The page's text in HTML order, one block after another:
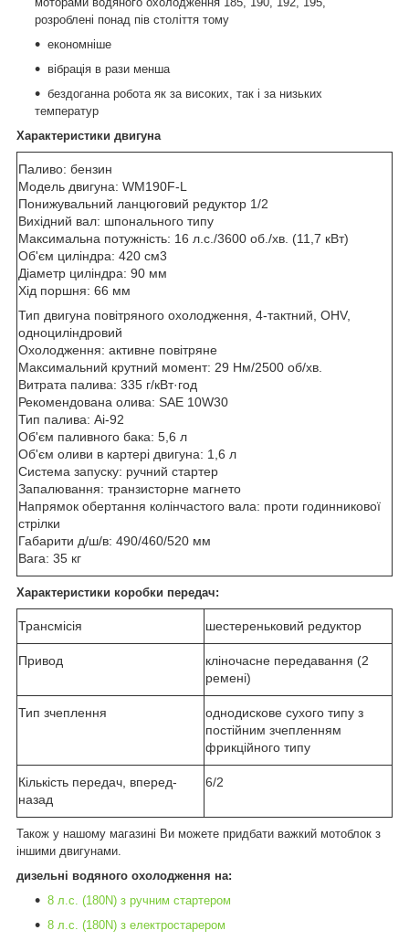
розроблені понад пів століття тому
економніше
вібрація в рази менша
бездоганна робота як за високих, так і за низьких
температур
Характеристики двигуна
Паливо: бензин
Модель двигуна: WM190F-L
Понижувальний ланцюговий редуктор 1/2
Вихідний вал: шпонального типу
Максимальна потужність: 16 л.с./3600 об./хв. (11,7 кВт)
Об'єм циліндра: 420 см3
Діаметр циліндра: 90 мм
Хід поршня: 66 мм
Тип двигуна повітряного охолодження, 4-тактний, OHV,
одноциліндровий
Охолодження: активне повітряне
Максимальний крутний момент: 29 Нм/2500 об/хв.
Витрата палива: 335 г/кВт·год
Рекомендована олива: SAE 10W30
Тип палива: Аі-92
Об'єм паливного бака: 5,6 л
Об'єм оливи в картері двигуна: 1,6 л
Система запуску: ручний стартер
Запалювання: транзисторне магнето
Напрямок обертання колінчастого вала: проти годинникової
стрілки
Габарити д/ш/в: 490/460/520 мм
Вага: 35 кг
Характеристики коробки передач:
Трансмісія шестереньковий редуктор
Привод
кліночасне передавання (2
ремені)
Тип зчеплення
однодискове сухого типу з
постійним зчепленням
фрикційного типу
Кількість передач, вперед-
назад
6/2
Також у нашому магазині Ви можете придбати важкий мотоблок з
іншими двигунами.
дизельні водяного охолодження на:
8 л.с. (180N) з ручним стартером
8 л.с. (180N) з електростарером